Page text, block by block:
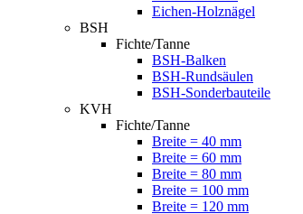
Eichen-Holznägel
BSH
Fichte/Tanne
BSH-Balken
BSH-Rundsäulen
BSH-Sonderbauteile
KVH
Fichte/Tanne
Breite = 40 mm
Breite = 60 mm
Breite = 80 mm
Breite = 100 mm
Breite = 120 mm